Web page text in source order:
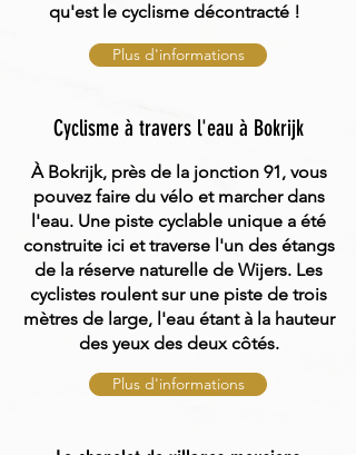
qu'est le cyclisme décontracté !
Plus d'informations
Cyclisme à travers l'eau à Bokrijk
À Bokrijk, près de la jonction 91, vous
pouvez faire du vélo et marcher dans
l'eau. Une piste cyclable unique a été
construite ici et traverse l'un des étangs
de la réserve naturelle de Wijers. Les
cyclistes roulent sur une piste de trois
mètres de large, l'eau étant à la hauteur
des yeux des deux côtés.
Plus d'informations